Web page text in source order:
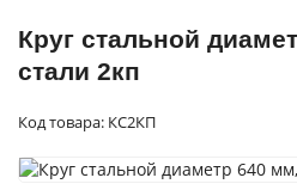
Круг стальной
стали 2кп
Код товара: КС2КП